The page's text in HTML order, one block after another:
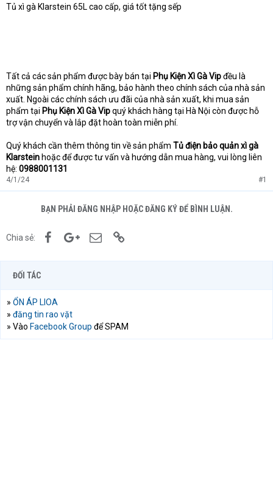
Tủ xì gà Klarstein 65L cao cấp, giá tốt tặng sếp
Tất cả các sản phẩm được bày bán tại Phụ Kiện Xì Gà Vipđều là
những sản phẩm chính hãng, bảo hành theo chính sách của nhà sản
xuất. Ngoài các chính sách ưu đãi của nhà sản xuất, khi mua sản
phẩm tại Phụ Kiện Xì Gà Vipquý khách hàng tại Hà Nội còn được hỗ
trợ vận chuyển và lắp đặt hoàn toàn miễn phí.
Quý khách cần thêm thông tin về sản phẩm Tủ điện bảo quản xì gà
Klarsteinhoặc để được tư vấn và hướng dẫn mua hàng, vui lòng liên
hệ: 0988001131
4/1/24 #1
BẠN PHẢI ĐĂNG NHẬP HOẶC ĐĂNG KÝ ĐỂ BÌNH LUẬN.
Chia sẻ: FacebookGoogle+Email
ĐỐI TÁC
» ỔN ÁP LIOA
» đăng tin rao vặt
» Vào Facebook Group để SPAM